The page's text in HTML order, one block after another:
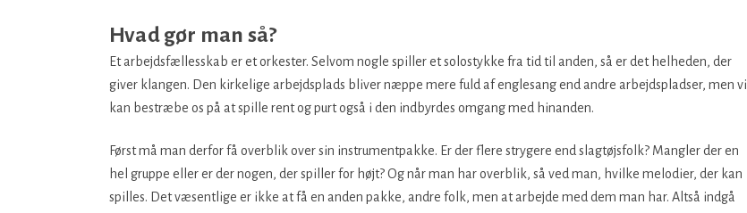
Hvad gør man så?
Et arbejdsfællesskab er et orkester. Selvom nogle spiller et solostykke fra tid til anden, så er det helheden, der
giver klangen. Den kirkelige arbejdsplads bliver næppe mere fuld af englesang end andre arbejdspladser, men vi
kan bestræbe os på at spille rent og purt også i den indbyrdes omgang med hinanden.
Først må man derfor få overblik over sin instrumentpakke. Er der flere strygere end slagtøjsfolk? Mangler der en
hel gruppe eller er der nogen, der spiller for højt? Og når man har overblik, så ved man, hvilke melodier, der kan
spilles. Det væsentlige er ikke at få en anden pakke, andre folk, men at arbejde med dem man har. Altså indgå